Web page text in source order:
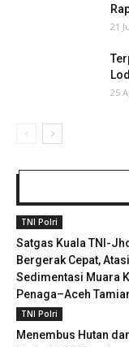
21
25
TNI Polri
Satgas Kuala TNI-
Bergerak Cepat, Atasi
Sedimentasi Muara
Penaga–Aceh
TNI Polri
Menembus Hutan